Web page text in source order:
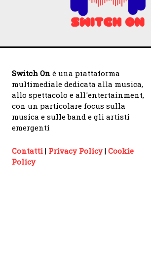
Switch On è una piattaforma
multimediale dedicata alla musica,
allo spettacolo e all'entertainment,
con un particolare focus sulla
musica e sulle band e gli artisti
emergenti
Contatti | Privacy Policy| Cookie
Policy